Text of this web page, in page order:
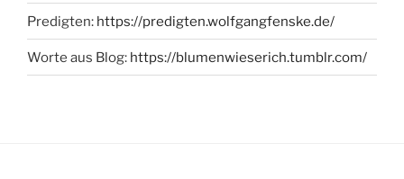
Predigten: https://predigten.wolfgangfenske.de/
Worte aus Blog: https://blumenwieserich.tumblr.com/